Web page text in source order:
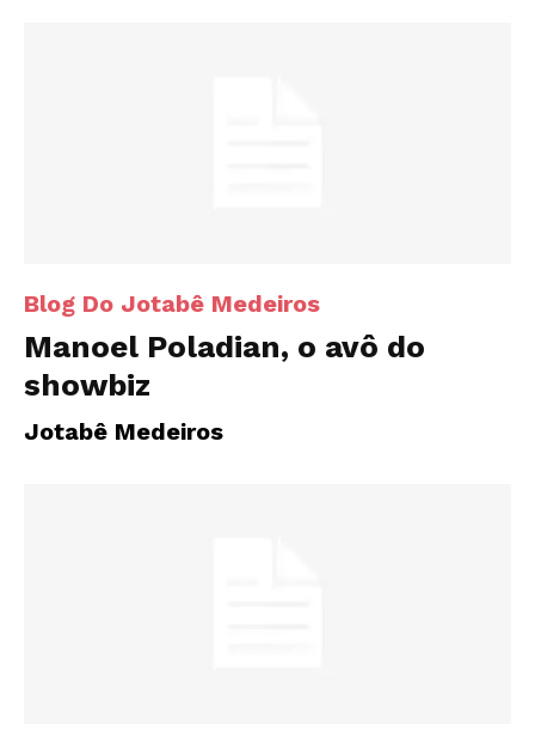
Blog Do Jotabê Medeiros
Manoel Poladian, o avô do
showbiz
Jotabê Medeiros